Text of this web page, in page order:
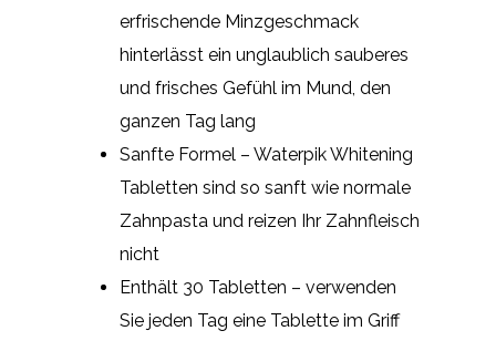
erfrischende Minzgeschmack
hinterlässt ein unglaublich sauberes
und frisches Gefühl im Mund, den
ganzen Tag lang
Sanfte Formel – Waterpik Whitening
Tabletten sind so sanft wie normale
Zahnpasta und reizen Ihr Zahnfleisch
nicht
Enthält 30 Tabletten – verwenden
Sie jeden Tag eine Tablette im Griff